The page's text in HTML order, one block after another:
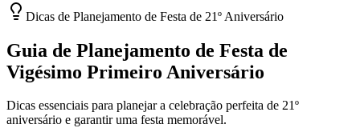
Dicas de Planejamento de Festa de 21º Aniversário
Guia de Planejamento de Festa de
Vigésimo Primeiro Aniversário
Dicas essenciais para planejar a celebração perfeita de 21º
aniversário e garantir uma festa memorável.